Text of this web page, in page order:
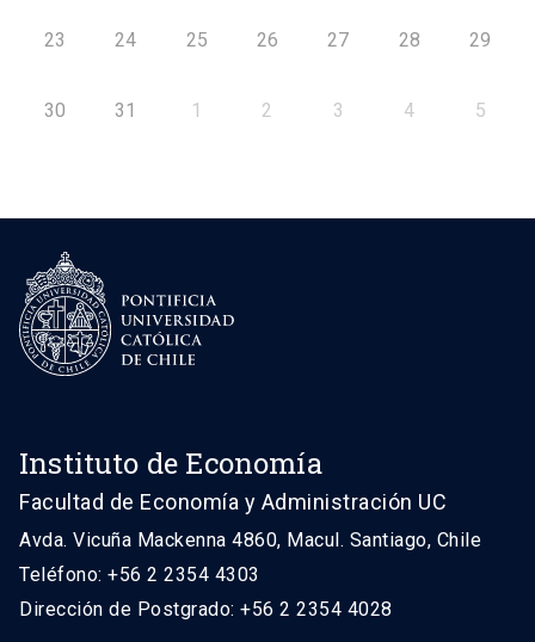
23 24 25 26 27 28 29
30 31 1 2 3 4 5
Instituto de Economía
Facultad de Economía y Administración UC
Avda. Vicuña Mackenna 4860, Macul. Santiago, Chile
Teléfono: +56 2 2354 4303
Dirección de Postgrado: +56 2 2354 4028